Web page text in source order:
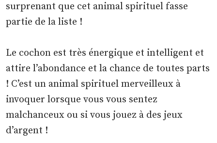
surprenant que cet animal spirituel fasse
partie de la liste !
Le cochon est très énergique et intelligent et
attire l’abondance et la chance de toutes parts
! C’est un animal spirituel merveilleux à
invoquer lorsque vous vous sentez
malchanceux ou si vous jouez à des jeux
d’argent !